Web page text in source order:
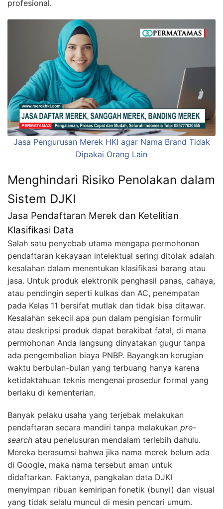
profesional.
Jasa Pengurusan Merek HKI agar Nama Brand Tidak
Dipakai Orang Lain
Menghindari Risiko Penolakan dalam
Sistem DJKI
Jasa Pendaftaran Merek dan Ketelitian
Klasifikasi Data
Salah satu penyebab utama mengapa permohonan
pendaftaran kekayaan intelektual sering ditolak adalah
kesalahan dalam menentukan klasifikasi barang atau
jasa. Untuk produk elektronik penghasil panas, cahaya,
atau pendingin seperti kulkas dan AC, penempatan
pada Kelas 11 bersifat mutlak dan tidak bisa ditawar.
Kesalahan sekecil apa pun dalam pengisian formulir
atau deskripsi produk dapat berakibat fatal, di mana
permohonan Anda langsung dinyatakan gugur tanpa
ada pengembalian biaya PNBP. Bayangkan kerugian
waktu berbulan-bulan yang terbuang hanya karena
ketidaktahuan teknis mengenai prosedur formal yang
berlaku di kementerian.
Banyak pelaku usaha yang terjebak melakukan
pendaftaran secara mandiri tanpa melakukan pre-
search atau penelusuran mendalam terlebih dahulu.
Mereka berasumsi bahwa jika nama merek belum ada
di Google, maka nama tersebut aman untuk
didaftarkan. Faktanya, pangkalan data DJKI
menyimpan ribuan kemiripan fonetik (bunyi) dan visual
yang tidak selalu muncul di mesin pencari umum.